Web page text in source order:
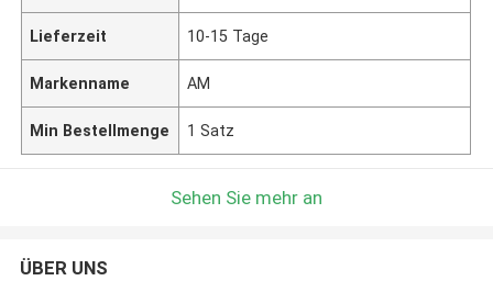
Lieferzeit 10-15 Tage
Markenname AM
Min Bestellmenge 1 Satz
Sehen Sie mehr an
ÜBER UNS